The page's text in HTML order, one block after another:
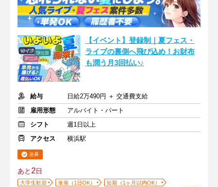
【イベント】登録制｜夏フェス・
ライブの裏側へ飛び込め！お財布
も潤う月3回払い♪
給与
日給2万490円 ＋ 交通費支給
雇用形態
アルバイト・パート
シフト
週1日以上
アクセス
横浜駅
急募
あと 2日
大学生歓迎 単発（1日OK）
短期（1ヶ月以内OK）